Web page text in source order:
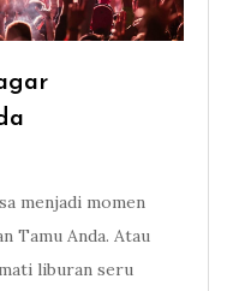
menjadi momen
Tamu Anda. Atau
liburan seru